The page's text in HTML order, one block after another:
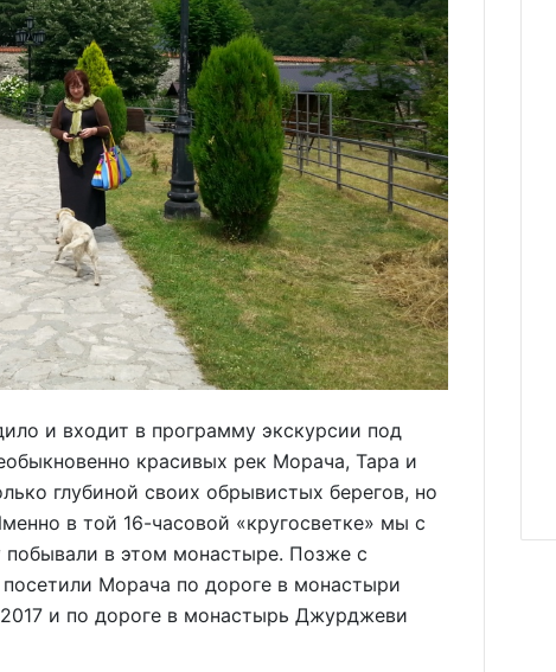
и входит в программу экскурсии под
красивых рек Морача, Тара и
глубиной своих обрывистых берегов, но
в той 16-часовой «кругосветке» мы с
в этом монастыре. Позже с
Морача по дороге в монастыри
и по дороге в монастырь Джурджеви